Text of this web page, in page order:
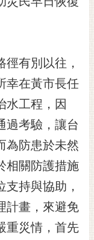
有別以往，
幸在黃市長任
水工程，因
過考驗，讓台
為防患於未然
相關防護措施
持與協助，
計畫，來避免
重災情，首先